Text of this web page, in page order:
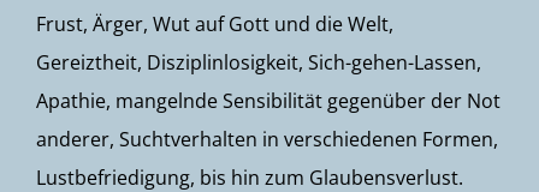
Frust, Ärger, Wut auf Gott und die Welt,
Gereiztheit, Disziplinlosigkeit, Sich-gehen-Lassen,
Apathie, mangelnde Sensibilität gegenüber der Not
anderer, Suchtverhalten in verschiedenen Formen,
Lustbefriedigung, bis hin zum Glaubensverlust.